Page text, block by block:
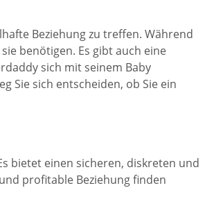
Beziehung zu treffen. Während
benötigen. Es gibt auch eine
sich mit seinem Baby
Sie sich entscheiden, ob Sie ein
bietet einen sicheren, diskreten und
profitable Beziehung finden